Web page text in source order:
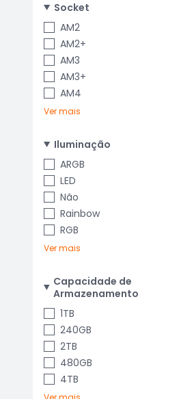
Socket
AM2
AM2+
AM3
AM3+
AM4
Ver mais
Iluminação
ARGB
LED
Não
Rainbow
RGB
Ver mais
Capacidade de
Armazenamento
1TB
240GB
2TB
480GB
4TB